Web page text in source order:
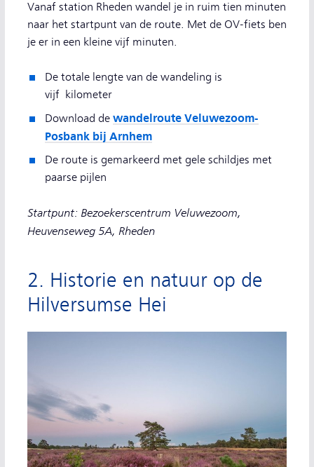
Vanaf station Rheden wandel je in ruim tien minuten
naar het startpunt van de route. Met de OV-fiets ben
je er in een kleine vijf minuten.
De totale lengte van de wandeling is
vijf kilometer
Download de wandelroute Veluwezoom-
Posbank bij Arnhem
De route is gemarkeerd met gele schildjes met
paarse pijlen
Startpunt: Bezoekerscentrum Veluwezoom,
Heuvenseweg 5A, Rheden
2. Historie en natuur op de
Hilversumse Hei